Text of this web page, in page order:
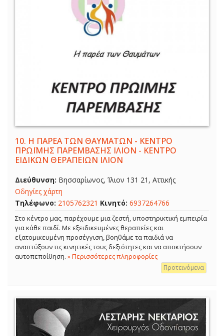
10. Η ΠΑΡΕΑ ΤΩΝ ΘΑΥΜΑΤΩΝ - ΚΕΝΤΡΟ
ΠΡΩΪΜΗΣ ΠΑΡΕΜΒΑΣΗΣ ΙΛΙΟΝ - ΚΕΝΤΡΟ
ΕΙΔΙΚΩΝ ΘΕΡΑΠΕΙΩΝ ΙΛΙΟΝ
Διεύθυνση: Βησσαρίωνος, Ίλιον 131 21, Αττικής
Οδηγίες χάρτη
Τηλέφωνο: 2105762321 Κινητό: 6937264766
Στο κέντρο μας, παρέχουμε μια ζεστή, υποστηρικτική εμπειρία
για κάθε παιδί. Με εξειδικευμένες θεραπείες και
εξατομικευμένη προσέγγιση, βοηθάμε τα παιδιά να
αναπτύξουν τις κινητικές τους δεξιότητες και να αποκτήσουν
αυτοπεποίθηση. » Περισσότερες πληροφορίες
Προτεινόμενα